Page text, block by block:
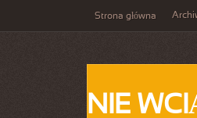
Strona główna
NIE